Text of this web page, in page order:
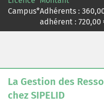
création d'un nouveau
Comment motiver et
personnel qui vit
responsabilité sociale ?
présente plusieurs
relativement opaque (les
et 500 compagnies de
Campus*Adhérents :
adhérent : 720,00
La Gestion des
chez SIPELID